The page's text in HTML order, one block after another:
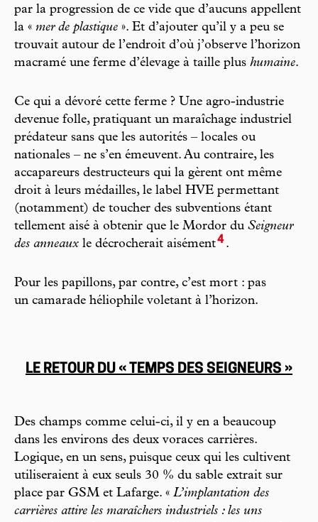
par la progression de ce vide que d’aucuns appellent
la « mer de plastique ». Et d’ajouter qu’il y a peu se
trouvait autour de l’endroit d’où j’observe l’horizon
macramé une ferme d’élevage à taille plus humaine.
Ce qui a dévoré cette ferme ? Une agro-industrie
devenue folle, pratiquant un maraîchage industriel
prédateur sans que les autorités – locales ou
nationales – ne s’en émeuvent. Au contraire, les
accapareurs destructeurs qui la gèrent ont même
droit à leurs médailles, le label HVE permettant
(notamment) de toucher des subventions étant
tellement aisé à obtenir que le Mordor du Seigneur
des anneaux le décrocherait aisément4.
Pour les papillons, par contre, c’est mort : pas
un camarade héliophile voletant à l’horizon.
LE RETOUR DU « TEMPS DES SEIGNEURS »
Des champs comme celui-ci, il y en a beaucoup
dans les environs des deux voraces carrières.
Logique, en un sens, puisque ceux qui les cultivent
utiliseraient à eux seuls 30 % du sable extrait sur
place par GSM et Lafarge. « L’implantation des
carrières attire les maraîchers industriels : les uns